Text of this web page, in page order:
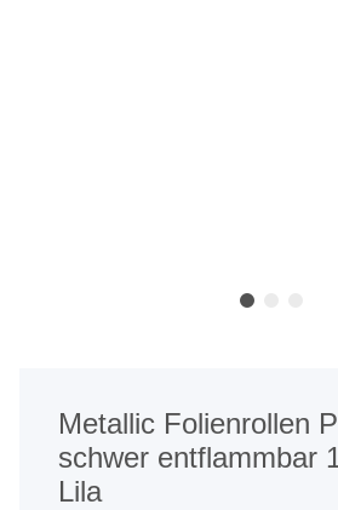
Metallic Folienrollen
schwer entflammbar
Lila